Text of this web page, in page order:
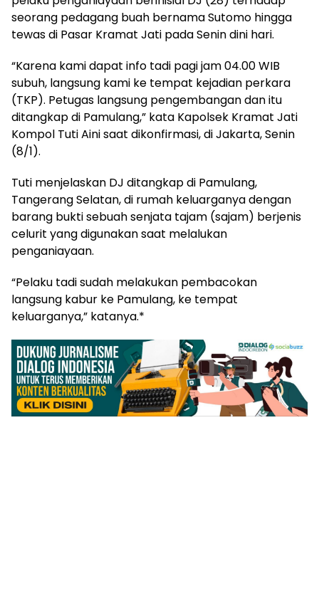
seorang pedagang buah bernama Sutomo hingga
tewas di Pasar Kramat Jati pada Senin dini hari.
“Karena kami dapat info tadi pagi jam 04.00 WIB
subuh, langsung kami ke tempat kejadian perkara
(TKP). Petugas langsung pengembangan dan itu
ditangkap di Pamulang,” kata Kapolsek Kramat Jati
Kompol Tuti Aini saat dikonfirmasi, di Jakarta, Senin
(8/1).
Tuti menjelaskan DJ ditangkap di Pamulang,
Tangerang Selatan, di rumah keluarganya dengan
barang bukti sebuah senjata tajam (sajam) berjenis
celurit yang digunakan saat melalukan
penganiayaan.
“Pelaku tadi sudah melakukan pembacokan
langsung kabur ke Pamulang, ke tempat
keluarganya,” katanya.*